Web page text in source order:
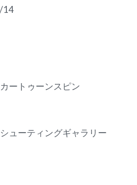
14
ートゥーンスピン
ューティングギャラリー